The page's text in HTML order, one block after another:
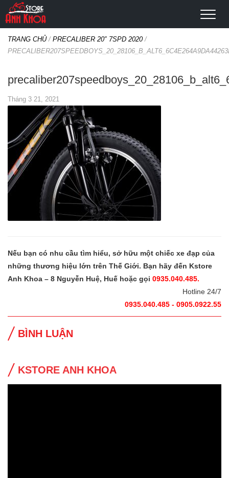
TRANG CHỦ/ PRECALIBER 20″ 7SPD 2020/
Tháng 3 21, 2021
Nếu bạn có nhu cầu tìm hiểu, sở hữu một chiếc xe đạp của
những thương hiệu lớn trên Thế Giới. Bạn hãy đến Kstore
Anh Khoa – 8 Nguyễn Huệ, Huế hoặc gọi 0935.040.485.
Hotline 24/7
0935.040.485 - 0905.0922.55
BÌNH LUẬN
KSTORE ANH KHOA